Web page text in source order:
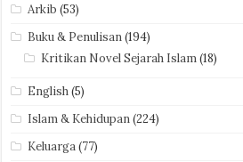
Arkib (53)
Buku & Penulisan(194)
Kritikan Novel Sejarah Islam(18)
English(5)
Islam & Kehidupan(224)
Keluarga(77)